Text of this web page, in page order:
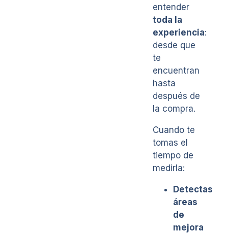
entender
toda la
experiencia:
desde que
te
encuentran
hasta
después de
la compra.
Cuando te
tomas el
tiempo de
medirla:
Detectas
áreas
de
mejora